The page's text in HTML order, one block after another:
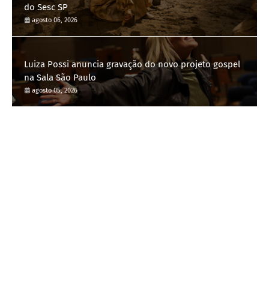
do Sesc SP
agosto 06, 2026
Luiza Possi anuncia gravação do novo projeto gospel
na Sala São Paulo
agosto 05, 2026